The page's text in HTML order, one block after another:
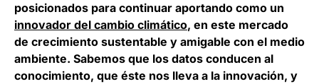
posicionados para continuar aportando como un
innovador del cambio climático, en este mercado
de crecimiento sustentable y amigable con el medio
ambiente. Sabemos que los datos conducen al
conocimiento, que éste nos lleva a la innovación, y